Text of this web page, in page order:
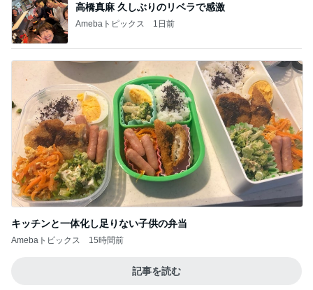
高橋真麻 久しぶりのリベラで感激
Amebaトピックス 1日前
キッチンと一体化し足りない子供の弁当
Amebaトピックス 15時間前
記事を読む